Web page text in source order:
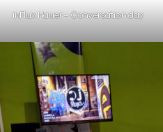
inFlux Hauer – Conversation day